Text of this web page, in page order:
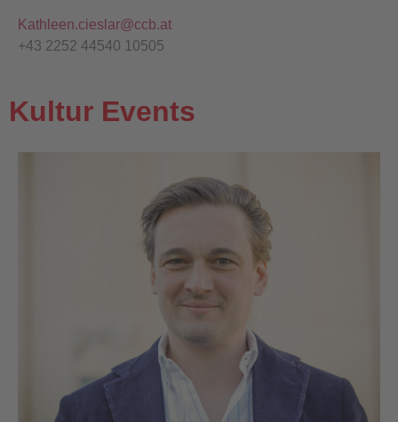
Kathleen.cieslar@ccb.at
+43 2252 44540 10505
Kultur Events